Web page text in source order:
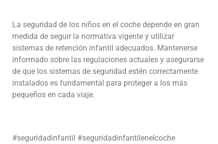
La seguridad de los niños en el coche depende en gran
medida de seguir la normativa vigente y utilizar
sistemas de retención infantil adecuados. Mantenerse
informado sobre las regulaciones actuales y asegurarse
de que los sistemas de seguridad estén correctamente
instalados es fundamental para proteger a los más
pequeños en cada viaje.
#seguridadinfantil #seguridadinfantilenelcoche